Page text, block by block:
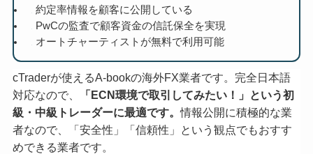
約定率情報を顧客に公開している
PwCの監査で顧客資金の信託保全を実現
オートチャーティストが無料で利用可能
cTraderが使えるA-bookの海外FX業者です。完全日本語
対応なので、
「ECN環境で取引してみたい！」という初
級・中級トレーダーに最適です。情報公開に積極的な業
者なので、「安全性」「信頼性」という観点でもおすす
めできる業者です。